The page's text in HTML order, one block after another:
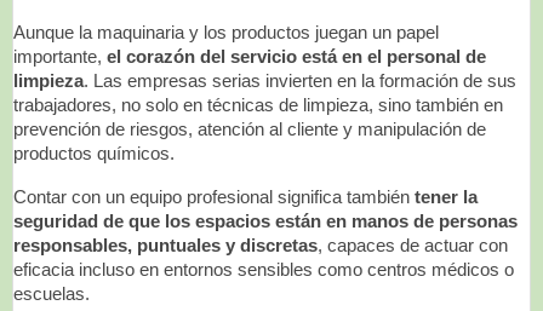
Aunque la maquinaria y los productos juegan un papel
importante, el corazón del servicio está en el personal de
limpieza. Las empresas serias invierten en la formación de sus
trabajadores, no solo en técnicas de limpieza, sino también en
prevención de riesgos, atención al cliente y manipulación de
productos químicos.
Contar con un equipo profesional significa también tener la
seguridad de que los espacios están en manos de personas
responsables, puntuales y discretas, capaces de actuar con
eficacia incluso en entornos sensibles como centros médicos o
escuelas.